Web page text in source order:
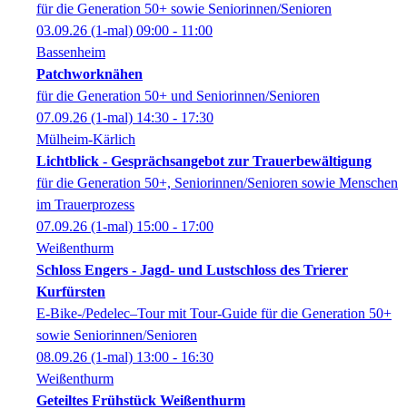
für die Generation 50+ sowie Seniorinnen/Senioren
03.09.26 (1-mal) 09:00 - 11:00
Bassenheim
Patchworknähen
für die Generation 50+ und Seniorinnen/Senioren
07.09.26 (1-mal) 14:30 - 17:30
Mülheim-Kärlich
Lichtblick - Gesprächsangebot zur Trauerbewältigung
für die Generation 50+, Seniorinnen/Senioren sowie Menschen
im Trauerprozess
07.09.26 (1-mal) 15:00 - 17:00
Weißenthurm
Schloss Engers - Jagd- und Lustschloss des Trierer
Kurfürsten
E-Bike-/Pedelec–Tour mit Tour-Guide für die Generation 50+
sowie Seniorinnen/Senioren
08.09.26 (1-mal) 13:00 - 16:30
Weißenthurm
Geteiltes Frühstück Weißenthurm